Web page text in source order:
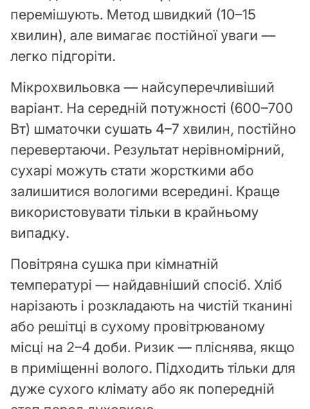
перемішують. Метод швидкий (10–15
хвилин), але вимагає постійної уваги —
легко підгоріти.
Мікрохвильовка — найсуперечливіший
варіант. На середній потужності (600–700
Вт) шматочки сушать 4–7 хвилин, постійно
перевертаючи. Результат нерівномірний,
сухарі можуть стати жорсткими або
залишитися вологими всередині. Краще
використовувати тільки в крайньому
випадку.
Повітряна сушка при кімнатній
температурі — найдавніший спосіб. Хліб
нарізають і розкладають на чистій тканині
або решітці в сухому провітрюваному
місці на 2–4 доби. Ризик — пліснява, якщо
в приміщенні волого. Підходить тільки для
дуже сухого клімату або як попередній